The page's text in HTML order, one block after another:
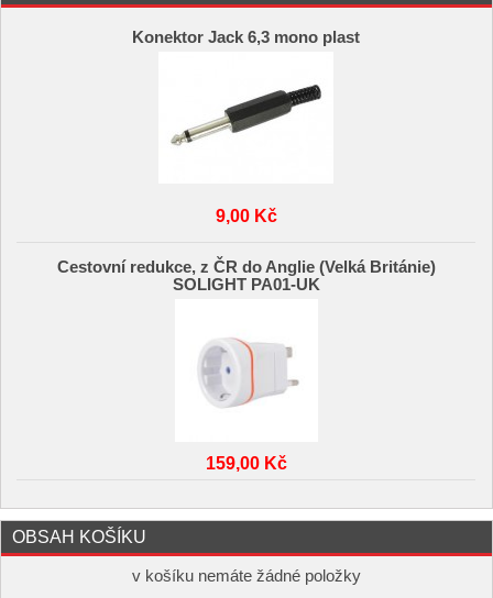
Konektor Jack 6,3 mono plast
9,00 Kč
Cestovní redukce, z ČR do Anglie (Velká Británie)
SOLIGHT PA01-UK
159,00 Kč
OBSAH KOŠÍKU
v košíku nemáte žádné položky